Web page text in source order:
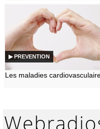
▶ PREVENTION
Les maladies